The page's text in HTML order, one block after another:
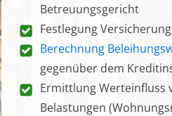
Betreuungsgericht
Festlegung
Berechnung
gegenüber dem
Ermittlung Werteinfluss
Belastungen